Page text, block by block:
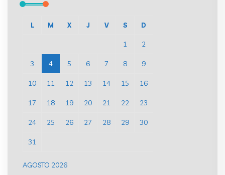
AGOSTO 2026
L M X J V S D
1 2
3 4 5 6 7 8 9
10 11 12 13 14 15 16
17 18 19 20 21 22 23
24 25 26 27 28 29 30
31